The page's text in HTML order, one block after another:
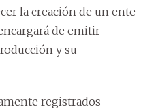
la creación de un ente
de emitir
y su
registrados